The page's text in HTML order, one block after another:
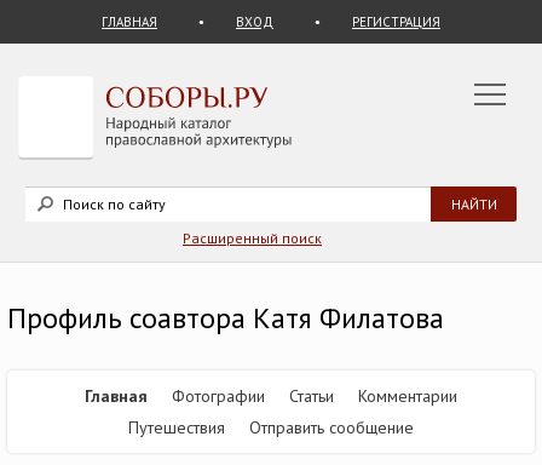
ГЛАВНАЯ ВХОД РЕГИСТРАЦИЯ
Расширенный поиск
Профиль соавтора Катя Филатова
Главная Фотографии Статьи
Комментарии
Путешествия
Отправить сообщение